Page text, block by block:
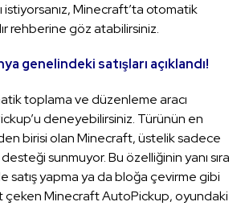
istiyorsanız, Minecraft’ta otomatik
rehberine göz atabilirsiniz.
genelindeki satışları açıklandı!
toplama ve düzenleme aracı
deneyebilirsiniz. Türünün en
birisi olan Minecraft, üstelik sadece
sunmuyor. Bu özelliğinin yanı sıra
satış yapma ya da bloğa çevirme gibi
çeken Minecraft AutoPickup, oyundaki